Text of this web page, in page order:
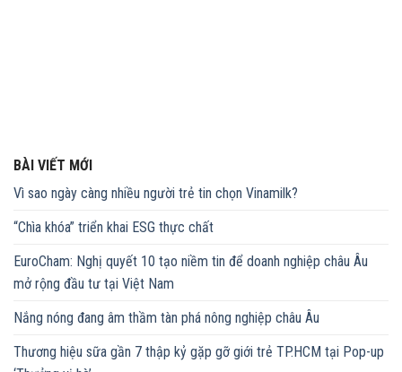
BÀI VIẾT MỚI
Vì sao ngày càng nhiều người trẻ tin chọn Vinamilk?
“Chìa khóa” triển khai ESG thực chất
EuroCham: Nghị quyết 10 tạo niềm tin để doanh nghiệp châu Âu
mở rộng đầu tư tại Việt Nam
Nắng nóng đang âm thầm tàn phá nông nghiệp châu Âu
Thương hiệu sữa gần 7 thập kỷ gặp gỡ giới trẻ TP.HCM tại Pop-up